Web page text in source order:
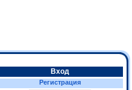
Вход
Регистрация